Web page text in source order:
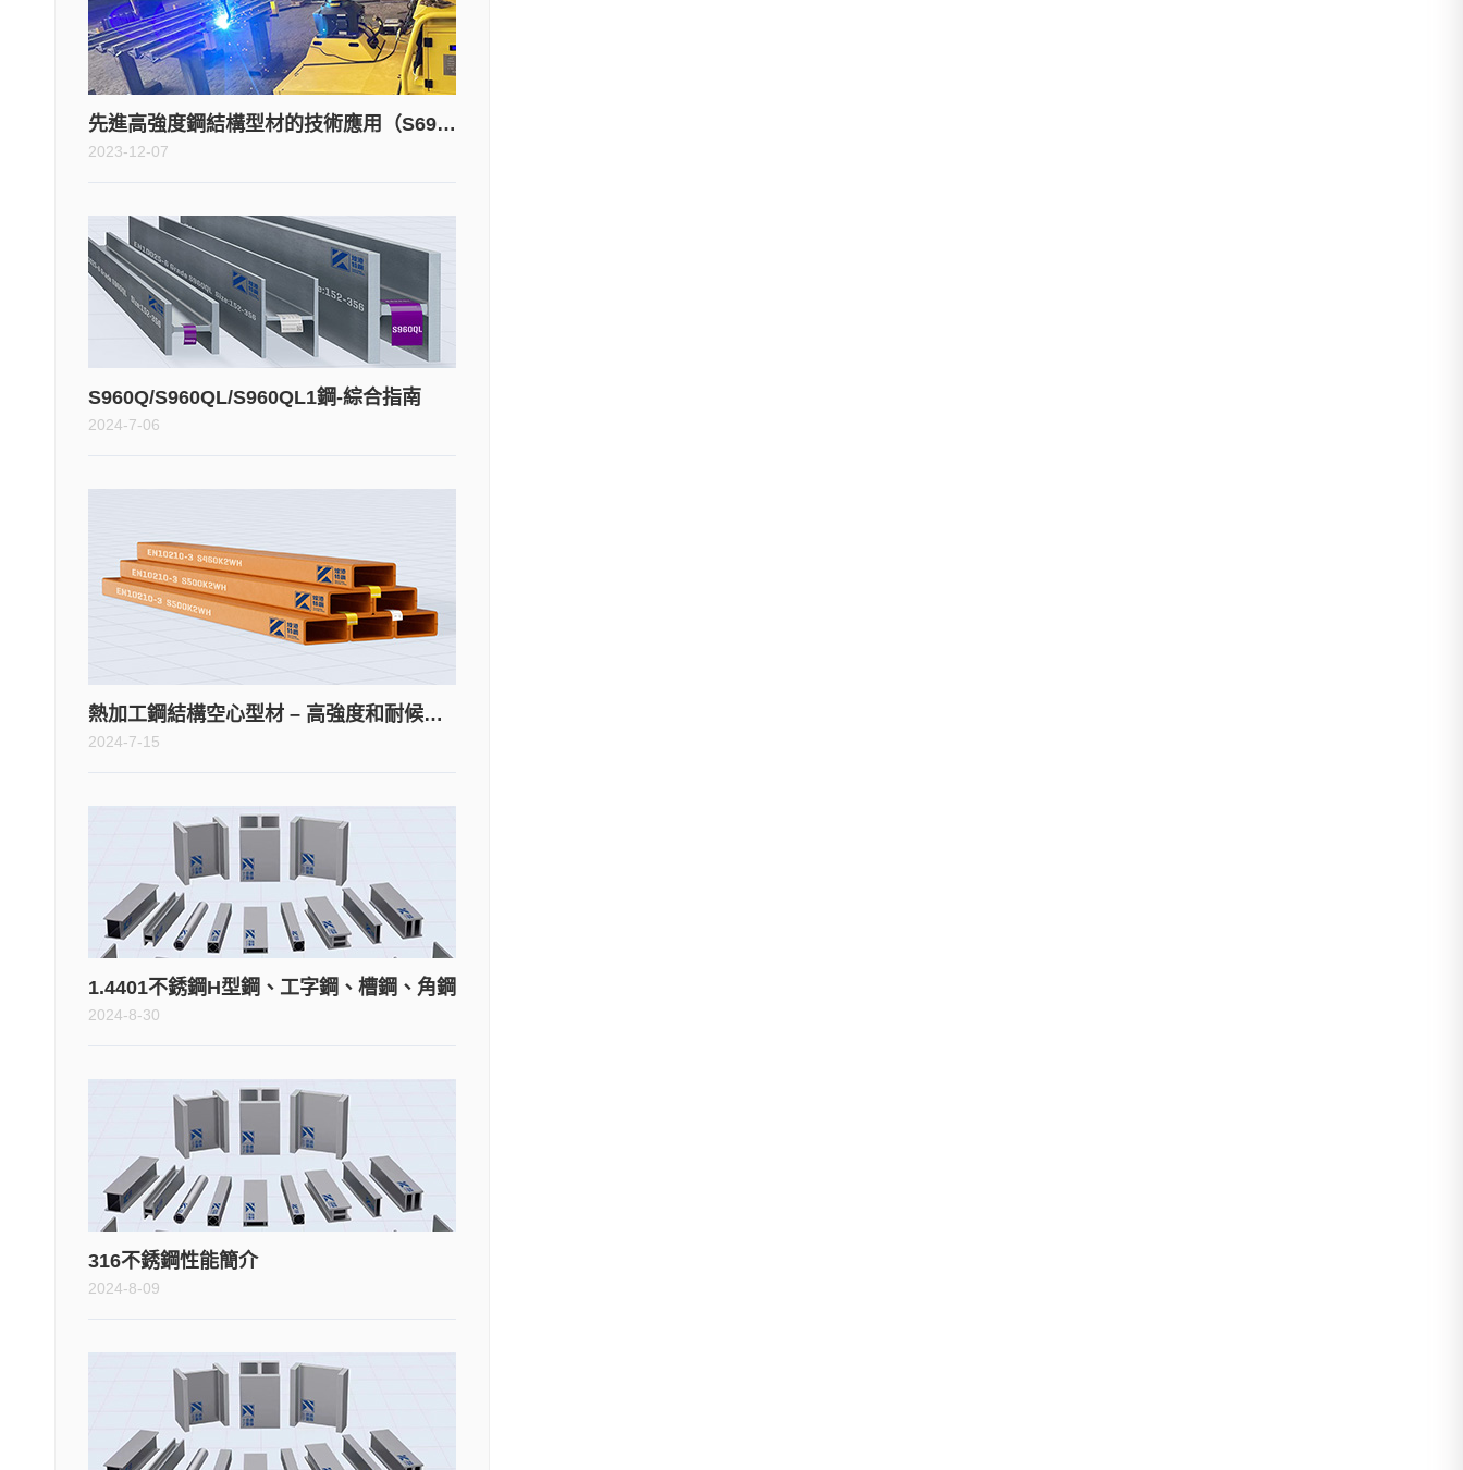
先進高強度鋼結構型材的技術應用（S690QL）
2023-12-07
S960Q/S960QL/S960QL1鋼-綜合指南
2024-7-06
熱加工鋼結構空心型材 – 高強度和耐候鋼的技術交貨條件
2024-7-15
1.4401不銹鋼H型鋼、工字鋼、槽鋼、角鋼
2024-8-30
316不銹鋼性能簡介
2024-8-09